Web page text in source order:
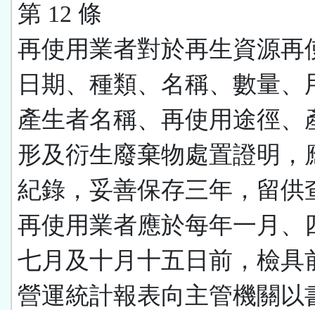
第 12 條
再使用業者對於再生資源再
日期、種類、名稱、數量、
產生者名稱、再使用途徑、
形及衍生廢棄物處置證明，
紀錄，妥善保存三年，留供
再使用業者應於每年一月、
七月及十月十五日前，檢具
營運統計報表向主管機關以